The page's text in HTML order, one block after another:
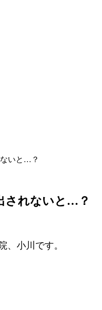
いと…？
されないと…？
、小川です。